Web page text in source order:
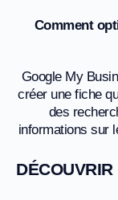
Comment
Google My
créer une fiche
des
informations sur
DÉCOUVRIR